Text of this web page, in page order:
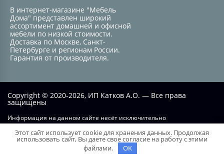
В интернет-магазине "Мебель
Дома" представлен широкий
ассортимент домашней и офисной
мебели по низкой стоимости.
Доставка по Москве, Санкт-
Петербурге и регионам России.
Гарантия от производителя.
Copyright © 2020-2026, ИП Катков А.О. — Все права
защищены
Информация на данном сайте несёт исключительно
публичной офертой, определяемой положением статьи №437 ГК РФ.
Этот сайт использует cookie для хранения данных. Продолжая
использовать сайт, Вы даете свое согласие на работу с этими
файлами.
OK